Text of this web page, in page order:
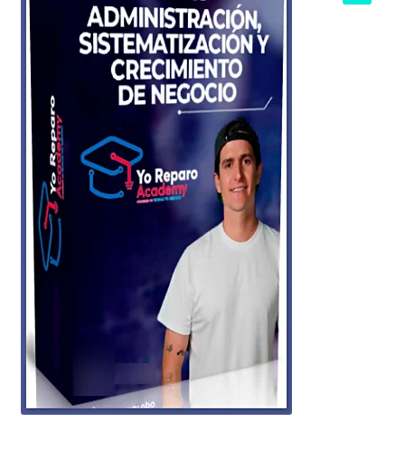
MI CUENTA
CARRITO
CONTACTO